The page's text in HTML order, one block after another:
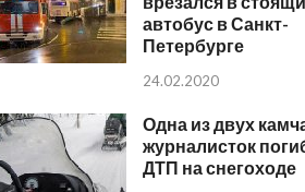
автобус в Санкт-
Петербурге
24.02.2020
Одна из двух
журналисток
ДТП на снегоходе